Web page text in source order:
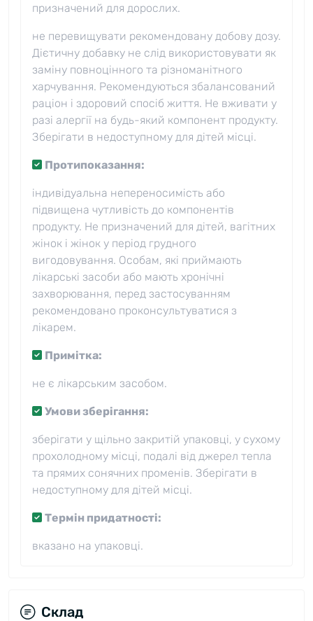
призначений для дорослих.
не перевищувати рекомендовану добову дозу.
Дієтичну добавку не слід використовувати як
заміну повноцінного та різноманітного
харчування. Рекомендуються збалансований
раціон і здоровий спосіб життя. Не вживати у
разі алергії на будь-який компонент продукту.
Зберігати в недоступному для дітей місці.
Протипоказання:
індивідуальна непереносимість або
підвищена чутливість до компонентів
продукту. Не призначений для дітей, вагітних
жінок і жінок у період грудного
вигодовування. Особам, які приймають
лікарські засоби або мають хронічні
захворювання, перед застосуванням
рекомендовано проконсультуватися з
лікарем.
Примітка:
не є лікарським засобом.
Умови зберігання:
зберігати у щільно закритій упаковці, у сухому
прохолодному місці, подалі від джерел тепла
та прямих сонячних променів. Зберігати в
недоступному для дітей місці.
Термін придатності:
вказано на упаковці.
Склад